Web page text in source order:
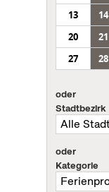
13
14
20
21
27
28
oder
Stadtbezirk
oder
Kategorie